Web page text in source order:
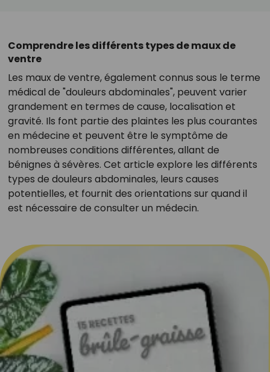
Comprendre les différents types de maux de
ventre
Les maux de ventre, également connus sous le terme
médical de "douleurs abdominales", peuvent varier
grandement en termes de cause, localisation et
gravité. Ils font partie des plaintes les plus courantes
en médecine et peuvent être le symptôme de
nombreuses conditions différentes, allant de
bénignes à sévères. Cet article explore les différents
types de douleurs abdominales, leurs causes
potentielles, et fournit des orientations sur quand il
est nécessaire de consulter un médecin.